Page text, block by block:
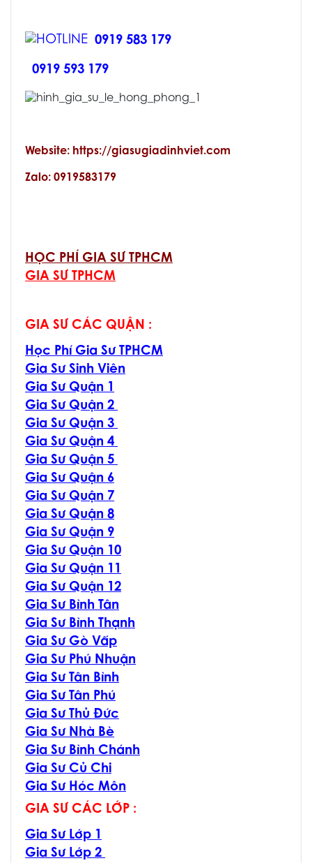
0919 583 179
0919 593 179
Website: https://giasugiadinhviet.com
Zalo: 0919583179
HỌC PHÍ GIA SƯ TPHCM
GIA SƯ TPHCM
GIA SƯ CÁC QUẬN :
Học Phí Gia Sư TPHCM
Gia Sư Sinh Viên
Gia Sư Quận 1
Gia Sư Quận 2
Gia Sư Quận 3
Gia Sư Quận 4
Gia Sư Quận 5
Gia Sư Quận 6
Gia Sư Quận 7
Gia Sư Quận 8
Gia Sư Quận 9
Gia Sư Quận 10
Gia Sư Quận 11
Gia Sư Quận 12
Gia Sư Bình Tân
Gia Sư Bình Thạnh
Gia Sư Gò Vấp
Gia Sư Phú Nhuận
Gia Sư Tân Bình
Gia Sư Tân Phú
Gia Sư Thủ Đức
Gia Sư Nhà Bè
Gia Sư Bình Chánh
Gia Sư Củ Chi
Gia Sư Hóc Môn
GIA SƯ CÁC LỚP :
Gia Sư Lớp 1
Gia Sư Lớp 2